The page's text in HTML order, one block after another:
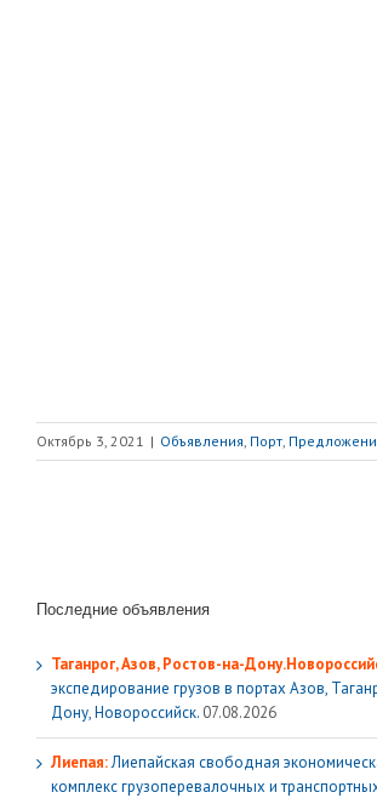
Октябрь 3, 2021 | Объявления Порт
Последние объявления
Таганрог, Азов, Ростов-на-
экспедирование грузов в портах Азов,
Дону, Новороссийск. 07.08.2026
Лиепая:Лиепайская свободная
комплекс грузoперевалочных и